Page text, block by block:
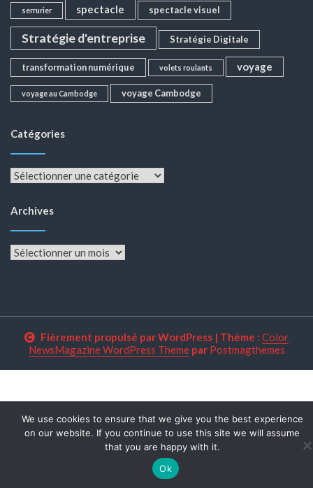
serrurier spectacle spectacle visuel
Stratégie d'entreprise Stratégie Digitale
transformation numérique volets roulants voyage
voyage au Cambodge voyage Cambodge
Catégories
Catégories
Archives
Archives
Fièrement propulsé par WordPress | Thème : Color
NewsMagazine WordPress Themepar Postmagthemes
We use cookies to ensure that we give you the best experience
on our website. If you continue to use this site we will assume
that you are happy with it.
Ok